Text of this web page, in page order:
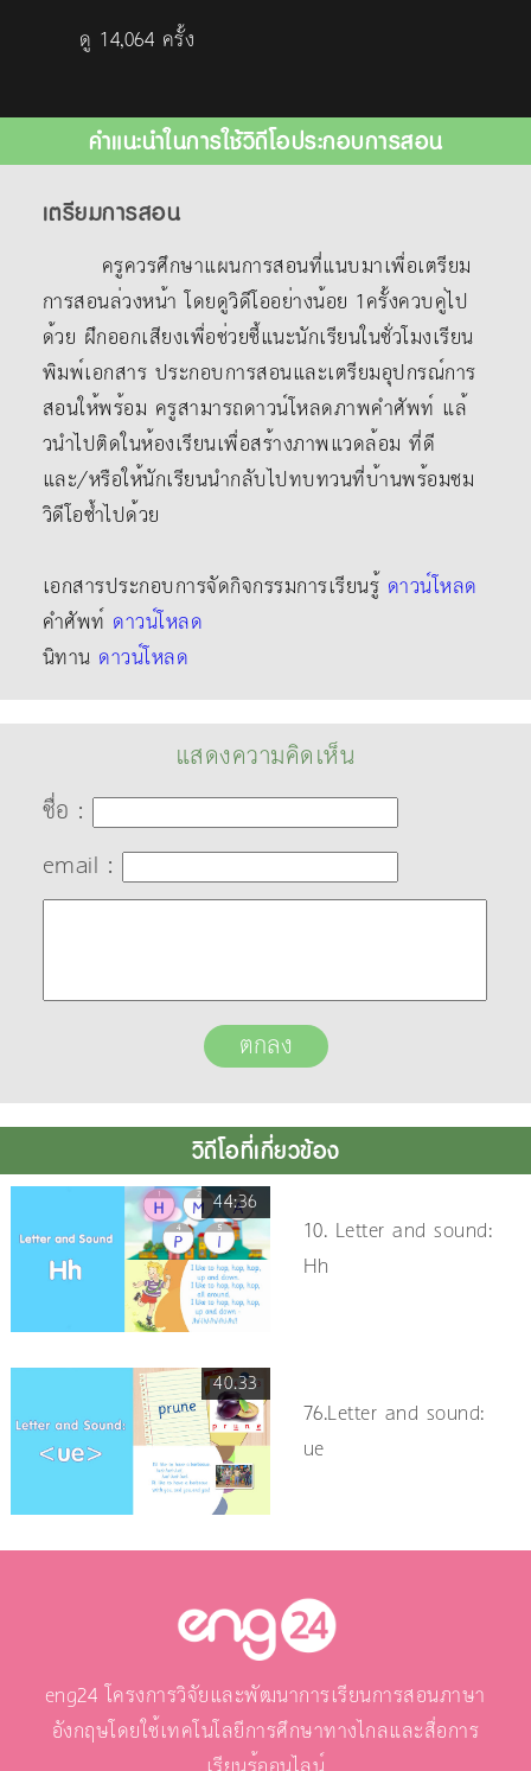
ดู 14,064 ครั้ง
คำแนะนำในการใช้วิดีโอประกอบการสอน
เตรียมการสอน
ครูควรศึกษาแผนการสอนที่แนบมาเพื่อเตรียม
การสอนล่วงหน้า โดยดูวิดีโออย่างน้อย 1ครั้งควบคู่ไป
ด้วย ฝึกออกเสียงเพื่อช่วยชี้แนะนักเรียนในชั่วโมงเรียน
พิมพ์เอกสาร ประกอบการสอนและเตรียมอุปกรณ์การ
สอนให้พร้อม ครูสามารถดาวน์โหลดภาพคําศัพท์ แล้
วนําไปติดในห้องเรียนเพื่อสร้างภาพแวดล้อม ที่ดี
และ/หรือให้นักเรียนนํากลับไปทบทวนที่บ้านพร้อมชม
วิดีโอซ้ำไปด้วย
เอกสารประกอบการจัดกิจกรรมการเรียนรู้ ดาวน์โหลด
คำศัพท์ ดาวน์โหลด
นิทาน ดาวน์โหลด
แสดงความคิดเห็น
ชื่อ :
email :
วิดีโอที่เกี่ยวข้อง
44:36
10. Letter and sound:
Hh
40.33
76.Letter and sound:
ue
eng24 โครงการวิจัยและพัฒนาการเรียนการสอนภาษา
อังกฤษโดยใช้เทคโนโลยีการศึกษาทางไกลและสื่อการ